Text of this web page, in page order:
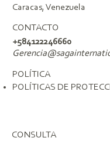
Caracas, Venezuela
CONTACTO
+584122246660
POLÍTICA
POLÍTICAS DE
CONSULTA